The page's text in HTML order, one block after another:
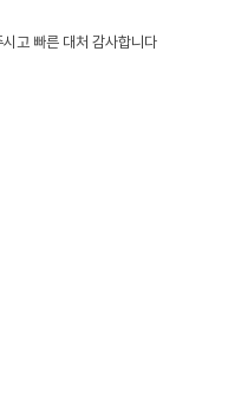
고 빠른 대처 감사합니다